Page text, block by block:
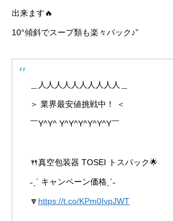
出来ます🔥
10°傾斜でスープ類も楽々パック♪”
＿人人人人人人人人人人＿
＞ 業界最安値挑戦中！ ＜
￣Y^Y^ Y^Y^Y^Y^Y^Y￣
🍴真空包装器 TOSEI トスパック🌟
˗ˏˋ キャンペーン価格ˎˊ˗
🔽 https://t.co/KPm0IvpJWT